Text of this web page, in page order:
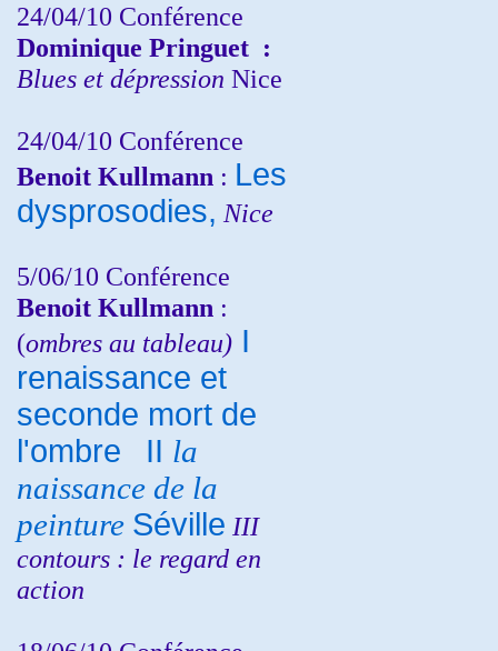
24/04/10 Conférence
Dominique Pringuet :
Blues et dépression Nice
24/04/10 Conférence
Benoit Kullmann : Les
dysprosodies, Nice
5/06/10 Conférence
Benoit Kullmann :
(ombres au tableau) I
renaissance et
seconde mort de
l'ombre
II la
naissance de la
peinture Séville III
contours : le regard en
action